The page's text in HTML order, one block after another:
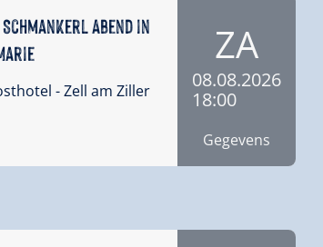
Abend in
- Zell am Ziller
ZA
08.08.2026
18:00
Gegevens